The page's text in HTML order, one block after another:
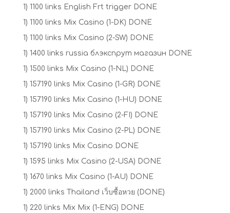
1) 1100 links English Frt trigger DONE
1) 1100 links Mix Casino (1-DK) DONE
1) 1100 links Mix Casino (2-SW) DONE
1) 1400 links russia блэкспрут магазин DONE
1) 1500 links Mix Casino (1-NL) DONE
1) 157190 links Mix Casino (1-GR) DONE
1) 157190 links Mix Casino (1-HU) DONE
1) 157190 links Mix Casino (2-FI) DONE
1) 157190 links Mix Casino (2-PL) DONE
1) 157190 links Mix Casino DONE
1) 1595 links Mix Casino (2-USA) DONE
1) 1670 links Mix Casino (1-AU) DONE
1) 2000 links Thailand เว็บซื้อหวย (DONE)
1) 220 links Mix Mix (1-ENG) DONE